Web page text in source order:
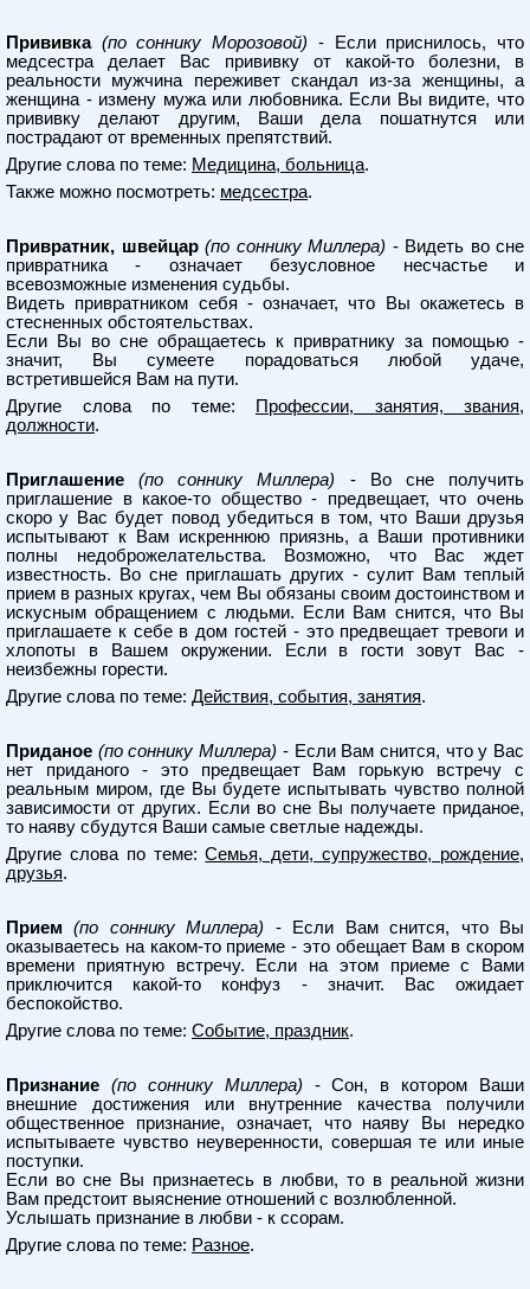
Прививка (по соннику Морозовой) - Если приснилось, что
медсестра делает Вас прививку от какой-то болезни, в
реальности мужчина переживет скандал из-за женщины, а
женщина - измену мужа или любовника. Если Вы видите, что
прививку делают другим, Ваши дела пошатнутся или
пострадают от временных препятствий.
Другие слова по теме: Медицина, больница.
Также можно посмотреть: медсестра.
Привратник, швейцар (по соннику Миллера) - Видеть во сне
привратника - означает безусловное несчастье и
всевозможные изменения судьбы.
Видеть привратником себя - означает, что Вы окажетесь в
стесненных обстоятельствах.
Если Вы во сне обращаетесь к привратнику за помощью -
значит, Вы сумеете порадоваться любой удаче,
встретившейся Вам на пути.
Другие слова по теме:
Профессии, занятия, звания,
должности.
Приглашение (по соннику Миллера) - Во сне получить
приглашение в какое-то общество - предвещает, что очень
скоро у Вас будет повод убедиться в том, что Ваши друзья
испытывают к Вам искреннюю приязнь, а Ваши противники
полны недоброжелательства. Возможно, что Вас ждет
известность. Во сне приглашать других - сулит Вам теплый
прием в разных кругах, чем Вы обязаны своим достоинством и
искусным обращением с людьми. Если Вам снится, что Вы
приглашаете к себе в дом гостей - это предвещает тревоги и
хлопоты в Вашем окружении. Если в гости зовут Вас -
неизбежны горести.
Другие слова по теме: Действия, события, занятия.
Приданое (по соннику Миллера) - Если Вам снится, что у Вас
нет приданого - это предвещает Вам горькую встречу с
реальным миром, где Вы будете испытывать чувство полной
зависимости от других. Если во сне Вы получаете приданое,
то наяву сбудутся Ваши самые светлые надежды.
Другие слова по теме:Семья, дети, супружество, рождение,
друзья.
Прием (по соннику Миллера) - Если Вам снится, что Вы
оказываетесь на каком-то приеме - это обещает Вам в скором
времени приятную встречу. Если на этом приеме с Вами
приключится какой-то конфуз - значит. Вас ожидает
беспокойство.
Другие слова по теме: Событие, праздник.
Признание (по соннику Миллера) - Сон, в котором Ваши
внешние достижения или внутренние качества получили
общественное признание, означает, что наяву Вы нередко
испытываете чувство неуверенности, совершая те или иные
поступки.
Если во сне Вы признаетесь в любви, то в реальной жизни
Вам предстоит выяснение отношений с возлюбленной.
Услышать признание в любви - к ссорам.
Другие слова по теме: Разное.